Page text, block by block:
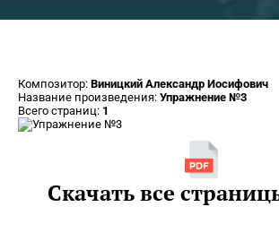
Композитор: Виницкий Александр Иосифович
Название произведения: Упражнение №3
Всего страниц: 1
Скачать все